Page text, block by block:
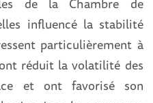
influencé la stabilité
particulièrement à
réduit la volatilité des
et ont favorisé son